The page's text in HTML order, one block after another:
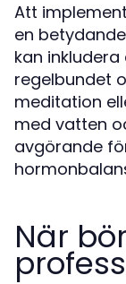
Att
en
kan
regelbundet
meditation
med vatten
avgörande
När